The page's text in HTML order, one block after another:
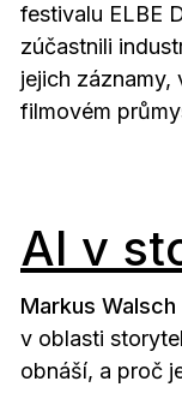
festivalu ELBE
zúčastnili
jejich
filmovém
AI v
Markus Walsch
v oblasti
obnáší, a proč